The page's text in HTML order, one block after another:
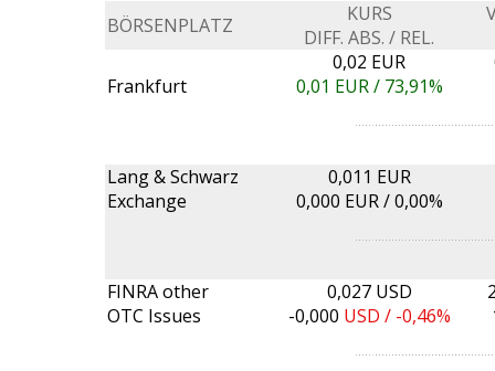
BÖRSENPLATZ
KURS
DIFF. ABS. / REL.
Frankfurt
0,02 EUR
0,01 EUR / 73,91%
Lang & Schwarz
Exchange
0,011 EUR
0,000 EUR /0,00%
FINRA other
OTC Issues
0,027 USD
-0,000 USD / -0,46%